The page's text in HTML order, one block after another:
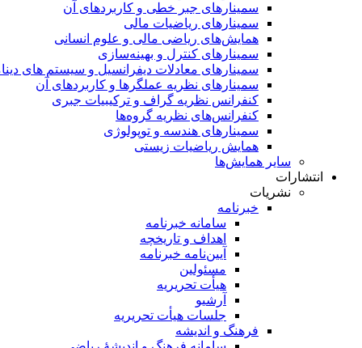
سمینارهای جبر خطی و کاربردهای آن
سمینار‌های ریاضیات مالی
همایش‌های ریاضی مالی و علوم انسانی
سمینارهای کنترل و بهینه‌سازی
سمینارهای معادلات دیفرانسیل و سیستم های
سمینار‌های نظریه عملگرها و کاربردهای آن
کنفرانس نظریه گراف و ترکیبیات جبری
کنفرانس‌های نظریه گروه‌ها
سمینار‌های هندسه و توپولوژی
همایش ریاضیات زیستی
سایر همایش‌ها
انتشارات
نشریات
خبرنامه
سامانه خبرنامه
اهداف و تاریخچه
آیین‌نامه خبرنامه
مسئولین
هیأت تحریریه
آرشیو
جلسات هیأت تحریریه
فرهنگ و اندیشه